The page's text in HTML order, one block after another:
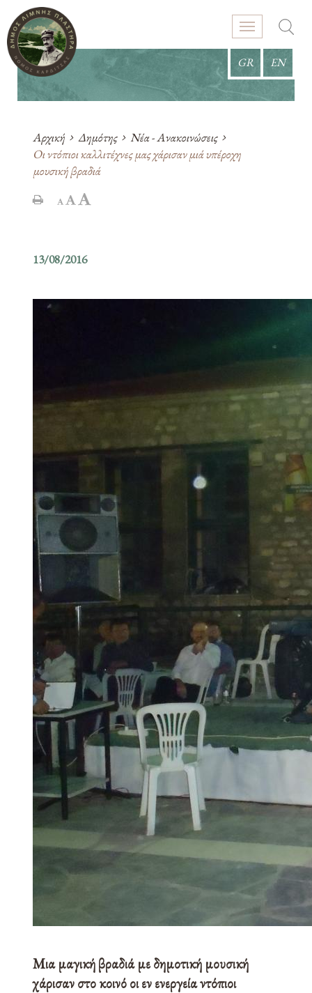
GR EN
Αρχική Δημότης
Νέα - Ανακοινώσεις
Οι ντόπιοι καλλιτέχνες μας χάρισαν μιά υπέροχη
μουσική βραδιά
13/08/2016
Μια μαγική βραδιά με δημοτική μουσική
χάρισαν στο κοινό οι εν ενεργεία ντόπιοι